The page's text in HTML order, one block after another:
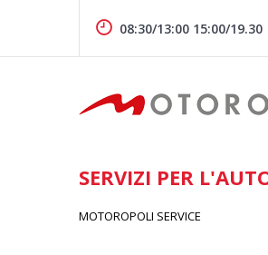
08:30/13:00 15:00/19.30
SERVIZI PER
MOTOROPOLI SERVICE